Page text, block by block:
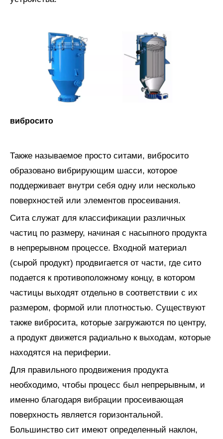
вибросито
Также называемое просто ситами, вибросито
образовано вибрирующим шасси, которое
поддерживает внутри себя одну или несколько
поверхностей или элементов просеивания.
Сита служат для классификации различных
частиц по размеру, начиная с насыпного продукта
в непрерывном процессе. Входной материал
(сырой продукт) продвигается от части, где сито
подается к противоположному концу, в котором
частицы выходят отдельно в соответствии с их
размером, формой или плотностью. Существуют
также вибросита, которые загружаются по центру,
а продукт движется радиально к выходам, которые
находятся на периферии.
Для правильного продвижения продукта
необходимо, чтобы процесс был непрерывным, и
именно благодаря вибрации просеивающая
поверхность является горизонтальной.
Большинство сит имеют определенный наклон,